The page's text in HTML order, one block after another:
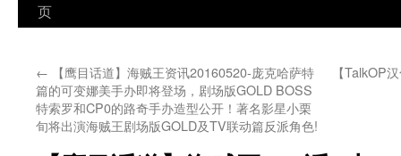
至
文
页
← 【鹰目话道】海贼王资讯20160520-庞克哈萨特
篇的可变娜美手办即将登场，剧场版GOLD BOSS
特索罗和CP0的路奇手办造型公开！著名影星小栗
旬将出演海贼王剧场版GOLD及TV联动篇反派角色!
【TalkOP